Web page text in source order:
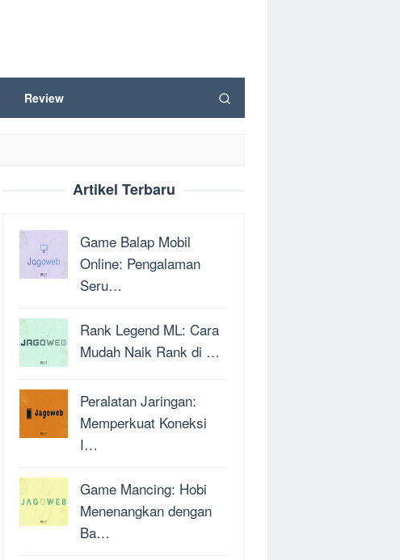
Review
Artikel Terbaru
Game Balap Mobil
Online: Pengalaman
Seru…
Rank Legend ML: Cara
Mudah Naik Rank di …
Peralatan Jaringan:
Memperkuat Koneksi
I…
Game Mancing: Hobi
Menenangkan dengan
Ba…